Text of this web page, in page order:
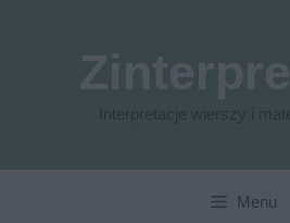
Menu